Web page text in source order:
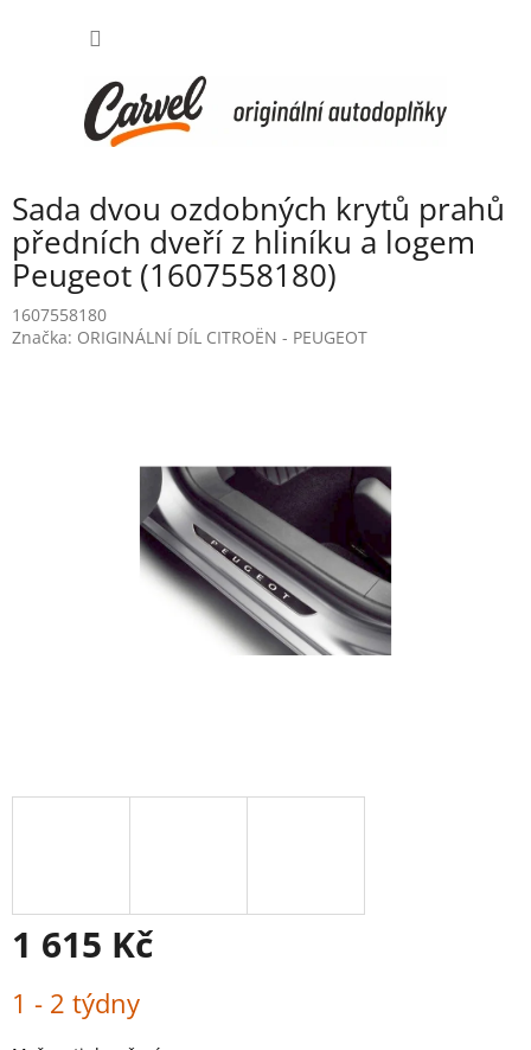
Sada dvou ozdobných krytů prahů
předních dveří z hliníku a logem
Peugeot (1607558180)
1607558180
Značka: ORIGINÁLNÍ DÍL CITROËN - PEUGEOT
1 615 Kč
cena:
1 - 2 týdny